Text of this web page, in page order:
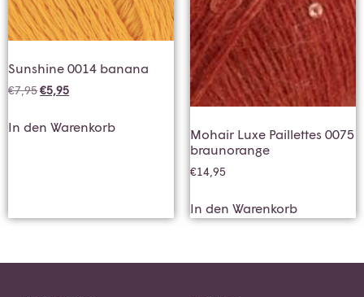
Sunshine 0014 banana
€7,95€5,95
In den Warenkorb
Mohair Luxe Paillettes 0075
braunorange
€14,95
In den Warenkorb